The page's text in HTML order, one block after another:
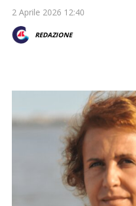
2 Aprile 2026 12:40
REDAZIONE